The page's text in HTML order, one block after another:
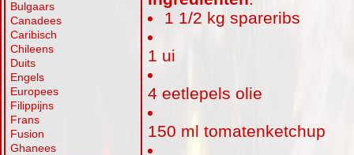
Bulgaars
Canadees
Caribisch
Chileens
Duits
Engels
Europees
Filippijns
Frans
Fusion
Ghanees
1 1/2 kg spareribs
1 ui
4 eetlepels olie
150 ml tomatenketchup